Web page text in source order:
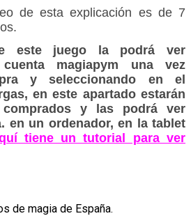
de esta explicación es de 7
este juego la podrá ver
magiapym una vez
y seleccionando en el
en este apartado estarán
y las podrá ver
en un ordenador, en la tablet
tiene un tutorial para ver
de magia de España.